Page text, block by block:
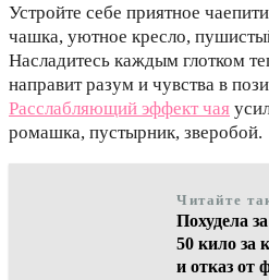
Устройте себе приятное
чашка, уютное кресло,
Насладитесь каждым глотком
направит разум и чувства в
Расслабляющий эффект чая
ромашка, пустырник, зверобой.
Читайте
Похудела
50 кило за
и отказ от